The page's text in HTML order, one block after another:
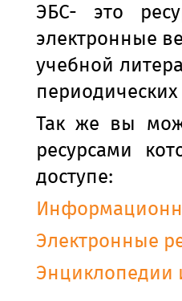
ЭБС- это
электронные
учебной
Так же вы
ресурсами
доступе:
Электронные
Энциклопедии